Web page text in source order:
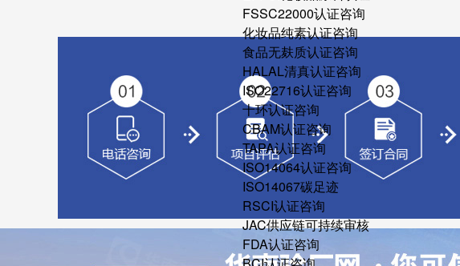
FSSC22000认证咨询
化妆品纯素认证咨询
食品无麸质认证咨询
HALAL清真认证咨询
ISO22716认证咨询
十环认证咨询
CBAM认证咨询
TAPA认证咨询
ISO14064认证咨询
ISO14067碳足迹
RSCI认证咨询
JAC供应链可持续审核
FDA认证咨询